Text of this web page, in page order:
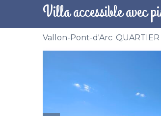
Villa accessible avec
Vallon-Pont-d'Arc